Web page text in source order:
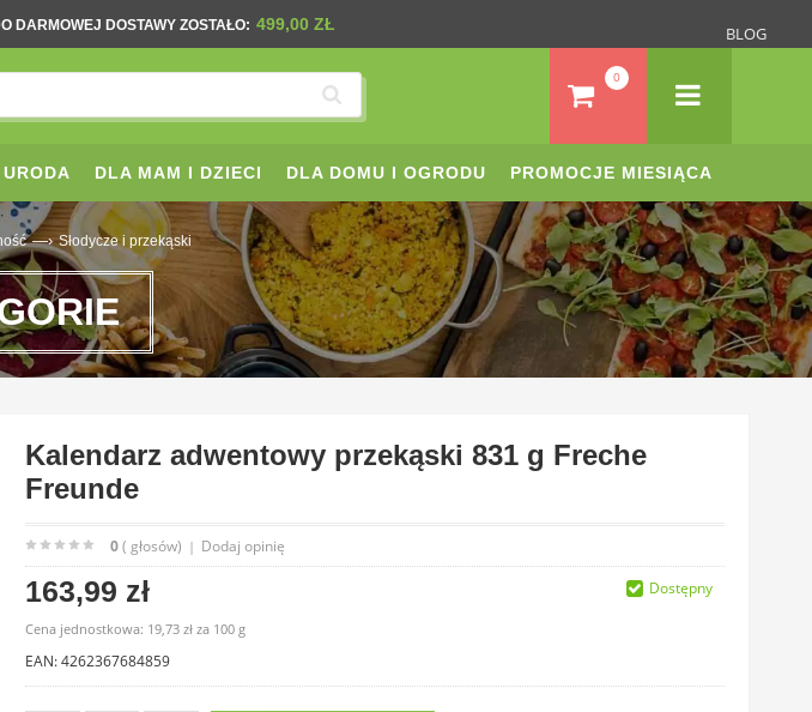
BLOG
DARMOWEJ DOSTAWY ZOSTAŁO: 499,00 ZŁ
0
DLA MAM I DZIECI DLA DOMU I OGRODU PROMOCJE MIESIĄCA
—› Słodycze i przekąski
Kalendarz adwentowy przekąski 831 g Freche
Freunde
0( głosów) | Dodaj opinię
163,99 zł
Cena jednostkowa: 19,73 zł za 100 g
EAN: 4262367684859
Dostępny